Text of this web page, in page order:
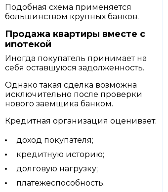
Подобная схема применяется
большинством крупных банков.
Продажа квартиры вместе с
ипотекой
Иногда покупатель принимает на
себя оставшуюся задолженность.
Однако такая сделка возможна
исключительно после проверки
нового заемщика банком.
Кредитная организация оценивает:
доход покупателя;
кредитную историю;
долговую нагрузку;
платежеспособность.